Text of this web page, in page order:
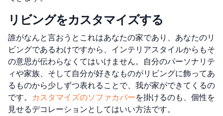
リビングをカスタマイズする
誰がなんと言おうとこれはあなたの家であり、あなたのリ
ビングであるわけですから、インテリアスタイルからもそ
の意思が伝わらなくてはいけません。自分のパーソナリテ
ィや家族、そして自分が好きなものがリビングに飾ってあ
るものから少しずつ表れることで、我が家ができてくるの
です。
カスタマイズのソファカバーを掛けるのも、個性を
見せるデコレーションとしてはいい方法です。